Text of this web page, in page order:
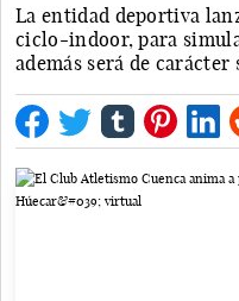
La entidad deportiva
ciclo-indoor, para
además será de